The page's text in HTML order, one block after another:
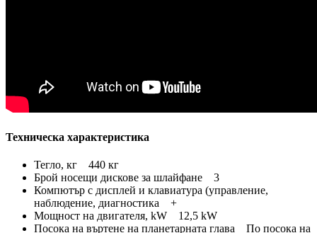
Техническа характеристика
Тегло, кг 440 кг
Брой носещи дискове за шлайфане 3
Компютър с дисплей и клавиатура (управление,
наблюдение, диагностика +
Мощност на двигателя, kW 12,5 kW
Посока на въртене на планетарната глава По посока на